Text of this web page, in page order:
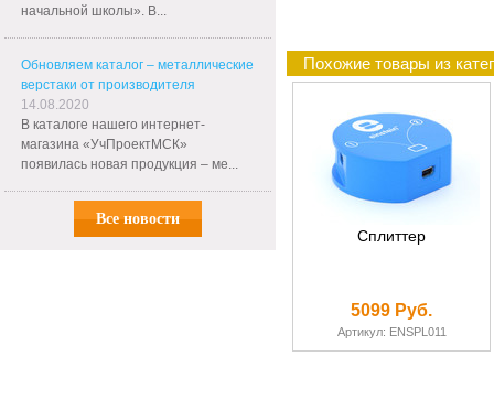
начальной школы». В...
Обновляем каталог – металлические
верстаки от производителя
14.08.2020
В каталоге нашего интернет-
магазина «УчПроектМСК»
появилась новая продукция – ме...
Все новости
Похожие товары из
Сплиттер
5099 Руб.
Артикул: ENSPL011